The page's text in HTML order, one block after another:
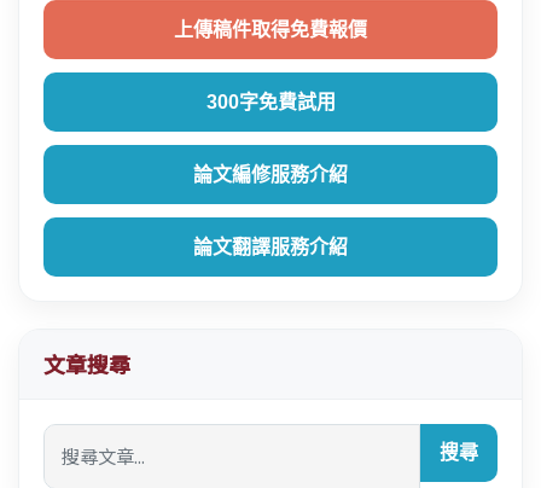
上傳稿件取得免費報價
300字免費試用
論文編修服務介紹
論文翻譯服務介紹
文章搜尋
搜尋